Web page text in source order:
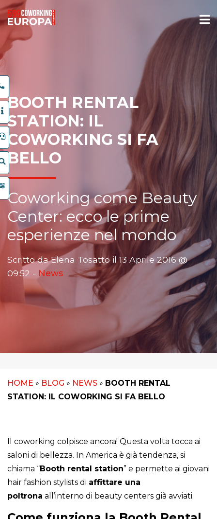
BOOTH RENTAL
STATION: IL
COWORKING SI FA
BELLO
Coworking come Beauty
Center: ecco le prime
esperienze nel mondo
Scritto da Elena Tosatto il 13 Aprile 2016 @
09:52 - News
HOME » BLOG » NEWS » BOOTH RENTAL
STATION: IL COWORKING SI FA BELLO
Il coworking colpisce ancora! Questa volta tocca ai
saloni di bellezza. In America è già tendenza, si
chiama “Booth rental station” e permette ai giovani
hair fashion stylists di affittare una
poltrona all’interno di beauty centers già avviati.